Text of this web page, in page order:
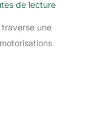
de lecture
une